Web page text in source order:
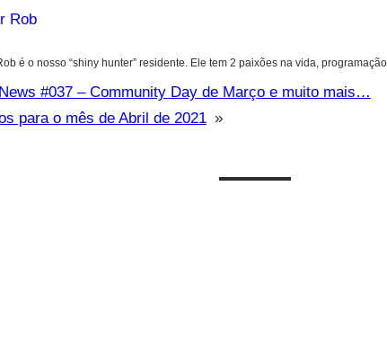
Rob
é o nosso “shiny hunter” residente. Ele tem 2 paixões na vida,
#037 – Community Day de Março e muito mais…
para o mês de Abril de 2021 »